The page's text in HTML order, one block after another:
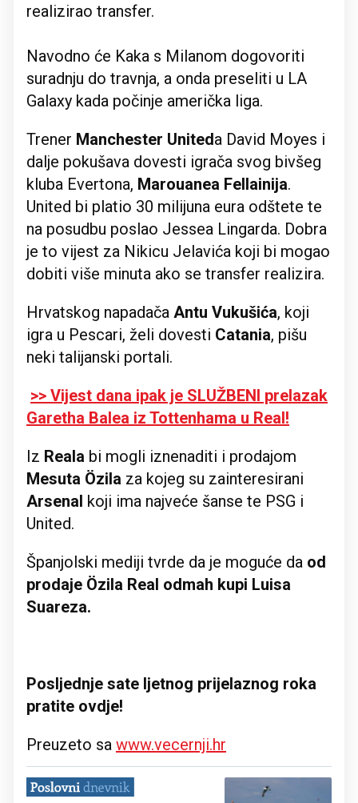
realizirao transfer.
Navodno će Kaka s Milanom dogovoriti
suradnju do travnja, a onda preseliti u LA
Galaxy kada počinje američka liga.
Trener Manchester Uniteda David Moyes i
dalje pokušava dovesti igrača svog bivšeg
kluba Evertona, Marouanea Fellainija.
United bi platio 30 milijuna eura odštete te
na posudbu poslao Jessea Lingarda. Dobra
je to vijest za Nikicu Jelavića koji bi mogao
dobiti više minuta ako se transfer realizira.
Hrvatskog napadača Antu Vukušića, koji
igra u Pescari, želi dovesti Catania, pišu
neki talijanski portali.
>> Vijest dana ipak je SLUŽBENI prelazak
Garetha Balea iz Tottenhama u Real!
Iz Reala bi mogli iznenaditi i prodajom
Mesuta Özila za kojeg su zainteresirani
Arsenal koji ima najveće šanse te PSG i
United.
Španjolski mediji tvrde da je moguće da od
prodaje Özila Real odmah kupi Luisa
Suareza.
Posljednje sate ljetnog prijelaznog roka
pratite ovdje!
Preuzeto sa www.vecernji.hr